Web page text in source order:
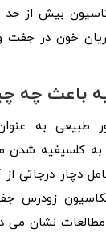
بیش از
خون در جفت
باعث چه
به
دچار درجاتی
نشان می